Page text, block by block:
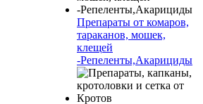
Препараты от комаров,
тараканов, мошек,
клещей
-Репеленты,Акарициды